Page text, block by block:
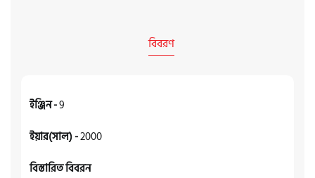
বিবরণ
ইঞ্জিন -9
ইয়ার(সাল) -2000
বিস্তারিত বিবরন